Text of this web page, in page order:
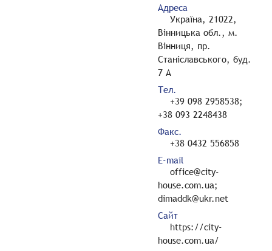
Адреса
Україна, 21022,
Вінницька обл., м.
Вінниця, пр.
Станіславського, буд.
7 А
Тел.
+39 098 2958538;
+38 093 2248438
Факс.
+38 0432 556858
E-mail
office@city-
house.com.ua;
dimaddk@ukr.net
Сайт
https://city-
house.com.ua/